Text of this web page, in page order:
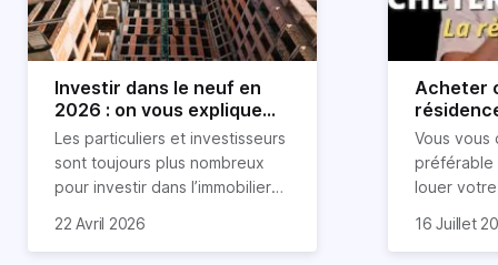
Investir dans le neuf en
2026 : on vous explique
tout !
Les particuliers et investisseurs
sont toujours plus nombreux
pour investir dans l’immobilier
nombreux avantages à choisir
22 Avril 2026
Acheter
règle
révélée
Vous vous
préférable
louer
expert en
16 Juillet